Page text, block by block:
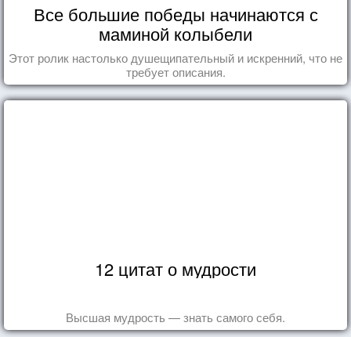
Все большие победы начинаются с
маминой колыбели
Этот ролик настолько душещипательный и искренний, что не
требует описания.
12 цитат о мудрости
Высшая мудрость — знать самого себя.